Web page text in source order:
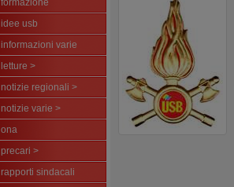
formazione
idee usb
informazioni varie
letture >
notizie regionali >
notizie varie >
ona
precari >
rapporti sindacali